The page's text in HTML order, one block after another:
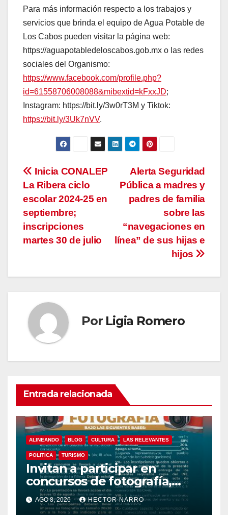
Para más información respecto a los trabajos y
servicios que brinda el equipo de Agua Potable de
Los Cabos pueden visitar la página web:
https://aguapotabledeloscabos.gob.mx o las redes
sociales del Organismo:
https://www.facebook.com/profile.php?
id=61558706008088&mibextid=kFxxJD;
Instagram: https://bit.ly/3w0rT3M y Tiktok:
https://bit.ly/3Uk7nVV.
Navegación
de
entradas
Alerta Seguridad
Pública a madres y
padres de familia
sobre las
“navegaciones en
línea” de sus hijas e
hijos
Inicia CONALEP
La Ribera ciclo
escolar 2024-25 en
septiembre;
inscripciones
martes 30 de julio
Por Ligia Romero
Entrada relacionada
ALINEANDO BLOG CULTURA LAS RELEVANTES
POLITICA TURISMO
Invitan a participar en
concursos de fotografía,
canto y pintura de las Fiestas
Tradicionales La Ribera 2026
AGO 8, 2026 HECTOR NARRO